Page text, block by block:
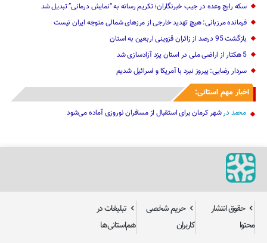
سکه رایج وعده در جیب خبرنگاران؛ تکریم رسانه به “نمایش درمانی” تبدیل شد
فرمانده مرزبانی: هیچ تهدید خارجی از مرزهای ‌شمالی متوجه ایران نیست
بازگشت 95 درصد از زائران قزوینی اربعین به استان
5 هکتار از اراضی ملی در استان یز‌د آزادسازی شد
سردار رضایی: پیروز نبرد با آمریکا و اسرائیل شدیم
اخبار مهم استانی:
محمد درشهر کرمان برای استقبال از مسافران نوروزی آماده می‌شود
حقوق انتشار
محتوا
حریم شخصی
کاربران
تبلیغات در
هم‌استانی‌ها